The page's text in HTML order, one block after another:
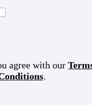
agree with our
.